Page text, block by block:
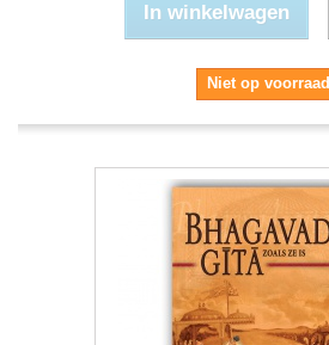
In winkelwagen
Niet op voorraad